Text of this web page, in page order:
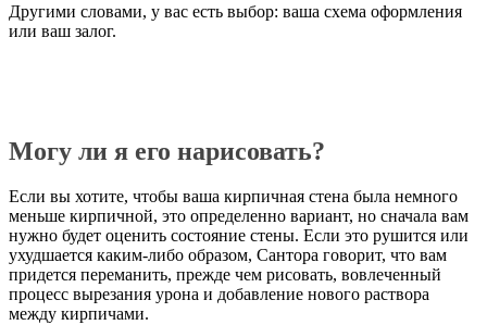
Другими словами, у вас есть выбор: ваша схема оформления
или ваш залог.
Могу ли я его нарисовать?
Если вы хотите, чтобы ваша кирпичная стена была немного
меньше кирпичной, это определенно вариант, но сначала вам
нужно будет оценить состояние стены. Если это рушится или
ухудшается каким-либо образом, Сантора говорит, что вам
придется переманить, прежде чем рисовать, вовлеченный
процесс вырезания урона и добавление нового раствора
между кирпичами.